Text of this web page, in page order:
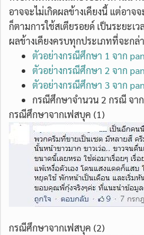
อาจจะไม่เกิดผลข้างเคียงนี้ แต่อาจ
ก็ตามการใช้สเตียรอยด์ เป็นระยะเ
ผลข้างเคียงครบทุกประเภทที่จะกล่
ตัวอย่างกรณีศึกษา 1 จาก
ตัวอย่างกรณีศึกษา 2 จาก
ตัวอย่างกรณีศึกษา 3 จาก
กรณีศึกษาจำนวน 2 กรณี จา
กรณีศึกษาจากเฟสบุค (1)
กรณีศึกษาจากเฟสบุค (2)